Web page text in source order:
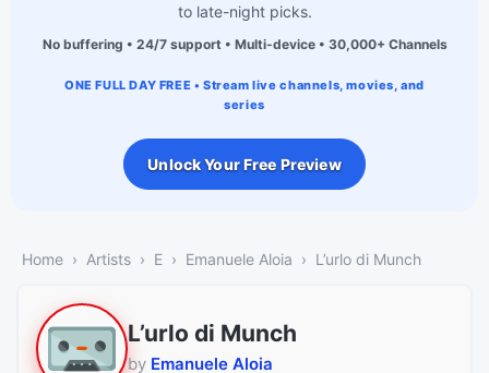
to late-night picks.
No buffering • 24/7 support • Multi-device • 30,000+ Channels
ONE FULL DAY FREE • Stream live channels, movies, and
series
Unlock Your Free Preview
Home Artists E Emanuele Aloia L’urlo di Munch
L’urlo di Munch
by Emanuele Aloia